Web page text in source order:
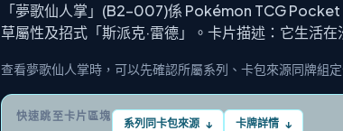
「夢歌仙人掌」(B2-007)係 Pokémon TCG Pocket
草屬性及招式「斯派克·雷德」。卡片描述：它生活
查看夢歌仙人掌時，可以先確認所屬系列、卡包來源同牌組
快速跳至卡片區塊
系列同卡包來源 ↓ 卡牌詳情 ↓